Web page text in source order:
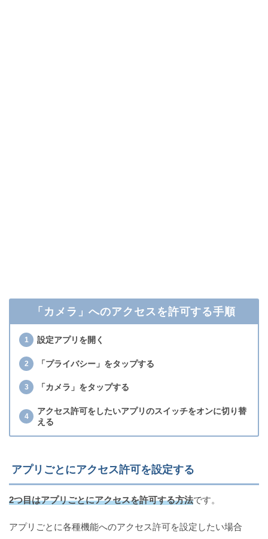
「カメラ」へのアクセスを許可する手順
設定アプリを開く
「プライバシー」をタップする
「カメラ」をタップする
アクセス許可をしたいアプリのスイッチをオンに切り替
える
アプリごとにアクセス許可を設定する
2つ目はアプリごとにアクセスを許可する方法です。
アプリごとに各種機能へのアクセス許可を設定したい場合